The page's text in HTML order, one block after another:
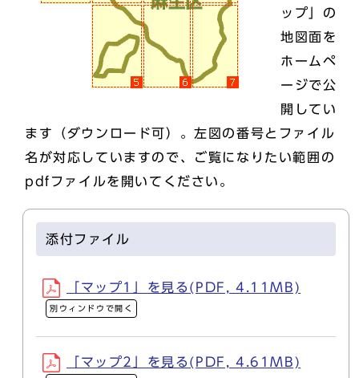
ップ」の
地図面を
ホームペ
ージで公
開してい
ます（ダウンロード可）。左図の番号とファイル
名が対応していますので、ご覧になりたい範囲の
pdfファイルを開いてください。
添付ファイル
「マップ1」を見る(PDF, 4.11MB)
別ウィンドウで開く
「マップ2」を見る(PDF, 4.61MB)